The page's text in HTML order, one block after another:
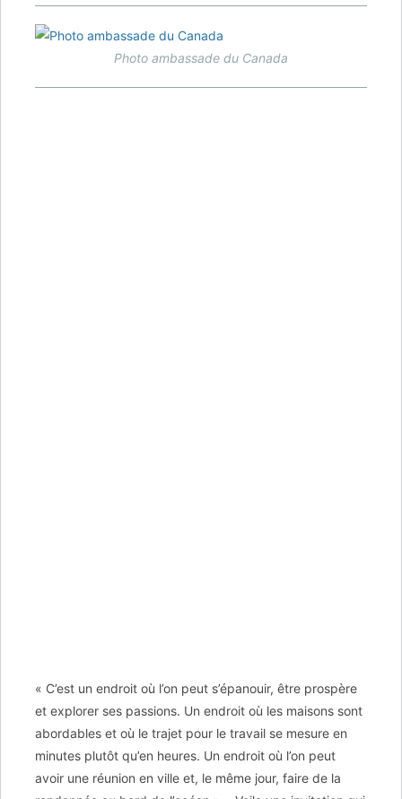
Photo ambassade du Canada
« C’est un endroit où l’on peut s’épanouir, être prospère
et explorer ses passions. Un endroit où les maisons sont
abordables et où le trajet pour le travail se mesure en
minutes plutôt qu’en heures. Un endroit où l’on peut
avoir une réunion en ville et, le même jour, faire de la